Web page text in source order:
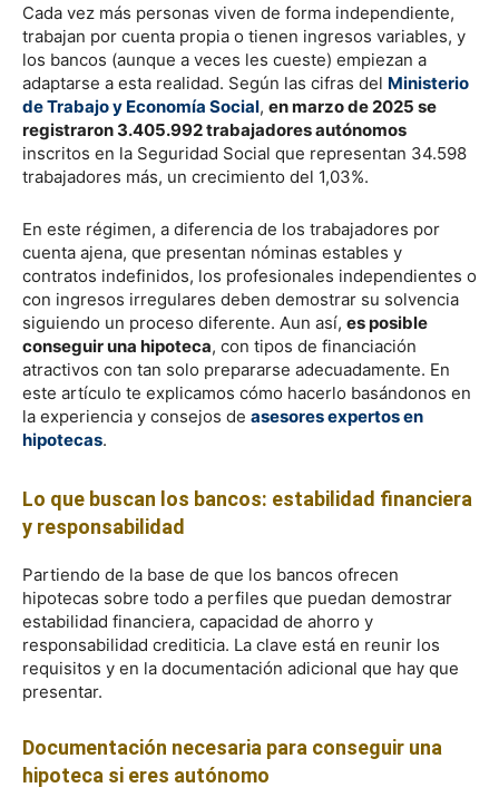
Cada vez más personas viven de forma independiente,
trabajan por cuenta propia o tienen ingresos variables, y
los bancos (aunque a veces les cueste) empiezan a
adaptarse a esta realidad. Según las cifras del Ministerio
de Trabajo y Economía Social, en marzo de 2025 se
registraron 3.405.992 trabajadores autónomos
inscritos en la Seguridad Social que representan 34.598
trabajadores más, un crecimiento del 1,03%.
En este régimen, a diferencia de los trabajadores por
cuenta ajena, que presentan nóminas estables y
contratos indefinidos, los profesionales independientes o
con ingresos irregulares deben demostrar su solvencia
siguiendo un proceso diferente. Aun así, es posible
conseguir una hipoteca, con tipos de financiación
atractivos con tan solo prepararse adecuadamente. En
este artículo te explicamos cómo hacerlo basándonos en
la experiencia y consejos de asesores expertos en
hipotecas.
Lo que buscan los bancos: estabilidad financiera
y responsabilidad
Partiendo de la base de que los bancos ofrecen
hipotecas sobre todo a perfiles que puedan demostrar
estabilidad financiera, capacidad de ahorro y
responsabilidad crediticia. La clave está en reunir los
requisitos y en la documentación adicional que hay que
presentar.
Documentación necesaria para conseguir una
hipoteca si eres autónomo